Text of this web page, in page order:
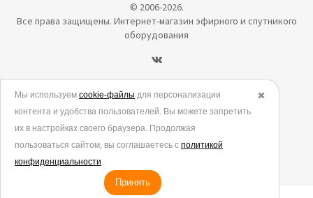
© 2006-2026.
Все права защищены. Интернет-магазин эфирного и спутникого
оборудования
Политика в отношении обработки персональных данных
Согласие на обработку персональных данных
Согласие на обработку данных метрическими программами
Политика использования cookies
✖️
Мы используем cookie-файлы для персонализации
контента и удобства пользователей. Вы можете запретить
их в настройках своего браузера. Продолжая
пользоваться сайтом, вы соглашаетесь с политикой
конфиденциальности.
Принять